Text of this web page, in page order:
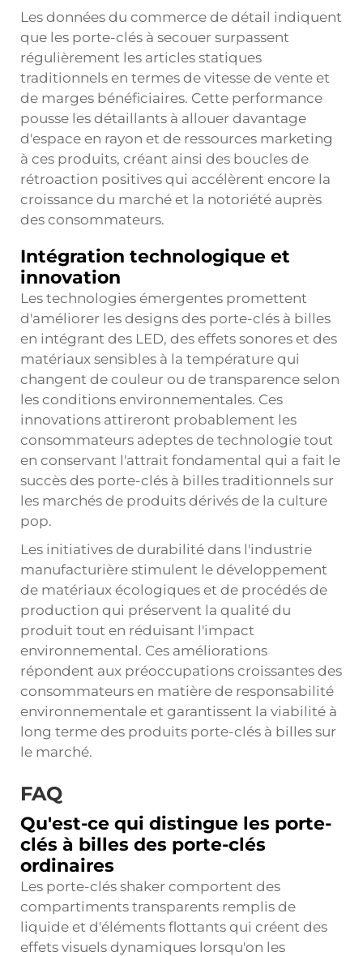
Les données du commerce de détail indiquent
que les porte-clés à secouer surpassent
régulièrement les articles statiques
traditionnels en termes de vitesse de vente et
de marges bénéficiaires. Cette performance
pousse les détaillants à allouer davantage
d'espace en rayon et de ressources marketing
à ces produits, créant ainsi des boucles de
rétroaction positives qui accélèrent encore la
croissance du marché et la notoriété auprès
des consommateurs.
Intégration technologique et
innovation
Les technologies émergentes promettent
d'améliorer les designs des porte-clés à billes
en intégrant des LED, des effets sonores et des
matériaux sensibles à la température qui
changent de couleur ou de transparence selon
les conditions environnementales. Ces
innovations attireront probablement les
consommateurs adeptes de technologie tout
en conservant l'attrait fondamental qui a fait le
succès des porte-clés à billes traditionnels sur
les marchés de produits dérivés de la culture
pop.
Les initiatives de durabilité dans l'industrie
manufacturière stimulent le développement
de matériaux écologiques et de procédés de
production qui préservent la qualité du
produit tout en réduisant l'impact
environnemental. Ces améliorations
répondent aux préoccupations croissantes des
consommateurs en matière de responsabilité
environnementale et garantissent la viabilité à
long terme des produits porte-clés à billes sur
le marché.
FAQ
Qu'est-ce qui distingue les porte-
clés à billes des porte-clés
ordinaires
Les porte-clés shaker comportent des
compartiments transparents remplis de
liquide et d'éléments flottants qui créent des
effets visuels dynamiques lorsqu'on les